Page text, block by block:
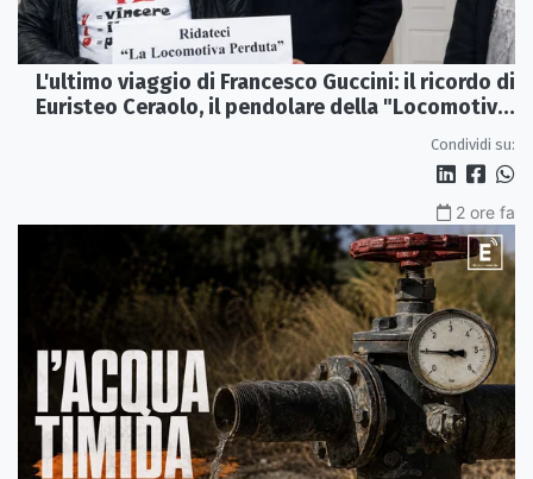
L'ultimo viaggio di Francesco Guccini: il ricordo di
Euristeo Ceraolo, il pendolare della "Locomotiva
Condividi su:
2 ore fa